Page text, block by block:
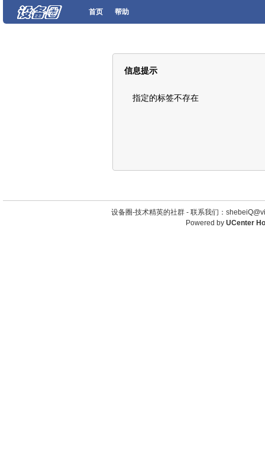
首页 帮助
信息提示
指定的标签不存在
设备圈-技术精英的社群 - 联系我们：
Powered by UCenter